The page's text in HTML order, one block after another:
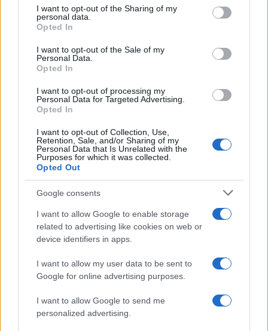
not limited to your visit or usage behaviour. You may click to
grant or deny consent to Google and its third-party tags to
use your data for below specified purposes in below Google
consent section.
I want to opt-out of the Sharing of my
personal data.
Opted In
I want to opt-out of the Sale of my
Personal Data.
Opted In
I want to opt-out of processing my
Personal Data for Targeted Advertising.
Opted In
I want to opt-out of Collection, Use,
Retention, Sale, and/or Sharing of my
Personal Data that Is Unrelated with the
Purposes for which it was collected.
Opted Out
Google consents
I want to allow Google to enable storage
related to advertising like cookies on web or
device identifiers in apps.
I want to allow my user data to be sent to
Google for online advertising purposes.
I want to allow Google to send me
personalized advertising.
Ευρωπαϊκό Κορασίδων:
Άνετη νίκη της Ελλάδας
Ιρλανδία
ρίχνουν μια πέτρα, τους
ΕΛΣΤΑΤ: Στο 3,4% υποχώρησε ο πληθωρισμός τον Ιούλιο